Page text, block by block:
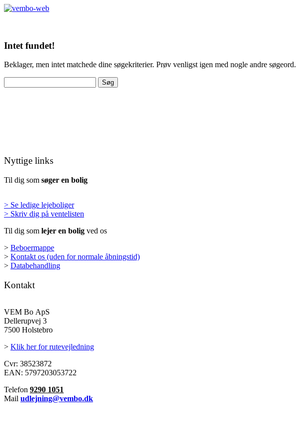
Intet fundet!
Beklager, men intet matchede dine søgekriterier. Prøv venligst igen med nogle andre søgeord.
efter:
Nyttige links
Til dig som søger en bolig
> Se ledige lejeboliger
> Skriv dig på ventelisten
Til dig som lejer en bolig ved os
> Beboermappe
> Kontakt os (uden for normale åbningstid)
> Databehandling
Kontakt
VEM Bo ApS
Dellerupvej 3
7500 Holstebro
> Klik her for rutevejledning
Cvr: 38523872
EAN: 5797203053722
Telefon 9290 1051
Mail udlejning@vembo.dk